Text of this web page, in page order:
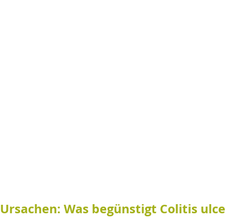
Ursachen: Was begünstigt Colitis